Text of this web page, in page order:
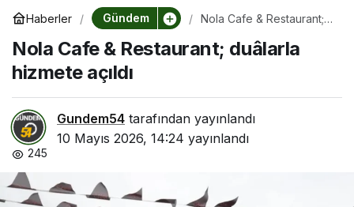
Haberler Gündem
Nola Cafe & Restaurant;
Nola Cafe & Restaurant; duâlarla
hizmete açıldı
Gundem54 tarafından yayınlandı
10 Mayıs 2026, 14:24 yayınlandı
245